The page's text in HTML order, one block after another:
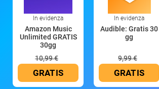
In evidenza
Amazon Music
Unlimited GRATIS
30gg
10,99 €
GRATIS
In evidenza
Audible: Gratis 30
gg
9,99 €
GRATIS